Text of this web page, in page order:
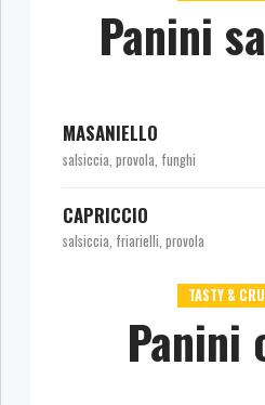
Panini
MASANIELLO
salsiccia, provola, funghi
CAPRICCIO
salsiccia, friarielli, provola
TASTY &
Panini